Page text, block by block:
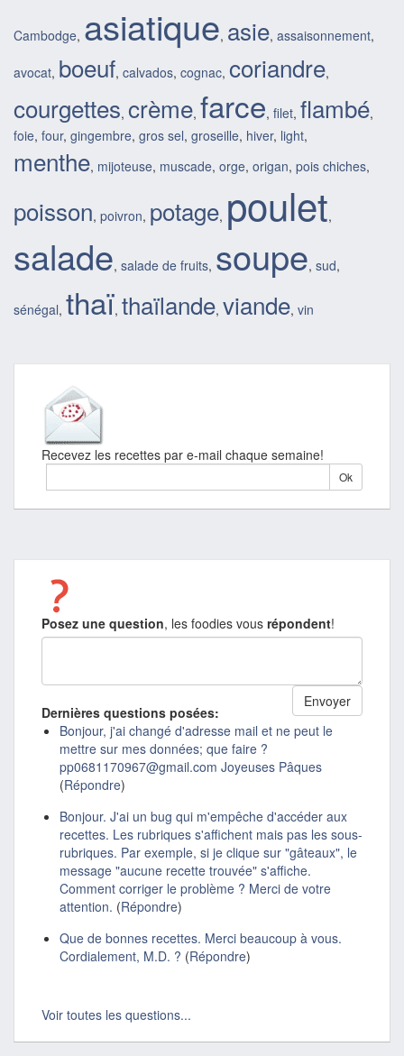
Cambodge, asiatique, asie, assaisonnement,
avocat, boeuf, calvados, cognac, coriandre,
courgettes, crème, farce, filet, flambé,
foie, four, gingembre, gros sel, groseille, hiver, light,
menthe, mijoteuse, muscade, orge, origan, pois chiches,
poisson, poivron, potage, poulet,
salade, salade de fruits, soupe, sud,
sénégal, thaï, thaïlande, viande, vin
Recevez les recettes par e-mail chaque semaine!
Posez une question, les foodies vous répondent!
Dernières questions posées:
Bonjour, j'ai changé d'adresse mail et ne peut le
mettre sur mes données; que faire ?
pp0681170967@gmail.com Joyeuses Pâques
(Répondre)
Bonjour. J'ai un bug qui m'empêche d'accéder aux
recettes. Les rubriques s'affichent mais pas les sous-
rubriques. Par exemple, si je clique sur "gâteaux", le
message "aucune recette trouvée" s'affiche.
Comment corriger le problème ? Merci de votre
attention. (Répondre)
Que de bonnes recettes. Merci beaucoup à vous.
Cordialement, M.D. ? (Répondre)
Voir toutes les questions...